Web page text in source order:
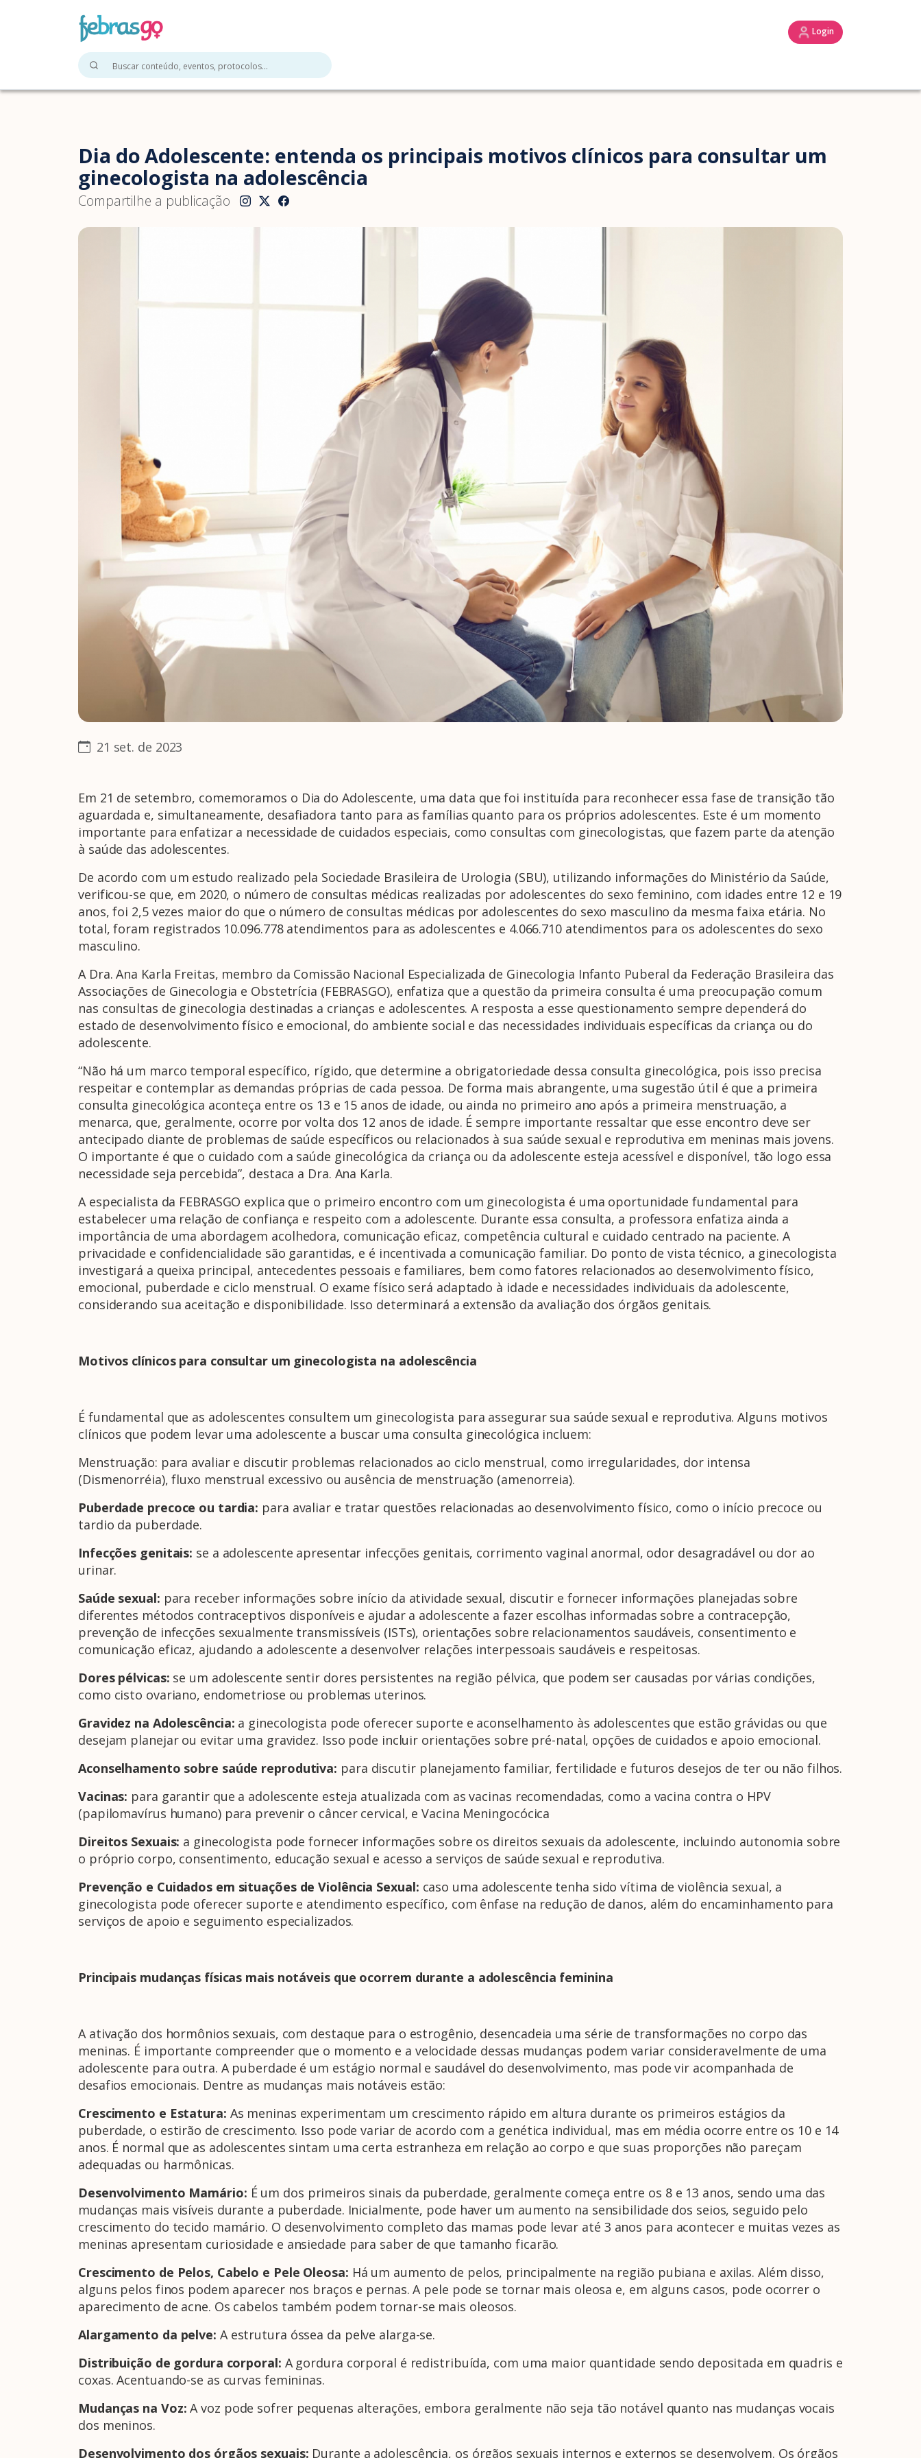
Login
Dia do Adolescente: entenda os principais motivos clínicos para consultar um
ginecologista na adolescência
Compartilhe a publicação
21 set. de 2023
Em 21 de setembro, comemoramos o Dia do Adolescente, uma data que foi instituída para reconhecer essa fase de transição tão
aguardada e, simultaneamente, desafiadora tanto para as famílias quanto para os próprios adolescentes. Este é um momento
importante para enfatizar a necessidade de cuidados especiais, como consultas com ginecologistas, que fazem parte da atenção
à saúde das adolescentes.
De acordo com um estudo realizado pela Sociedade Brasileira de Urologia (SBU), utilizando informações do Ministério da Saúde,
verificou-se que, em 2020, o número de consultas médicas realizadas por adolescentes do sexo feminino, com idades entre 12 e 19
anos, foi 2,5 vezes maior do que o número de consultas médicas por adolescentes do sexo masculino da mesma faixa etária. No
total, foram registrados 10.096.778 atendimentos para as adolescentes e 4.066.710 atendimentos para os adolescentes do sexo
masculino.
A Dra. Ana Karla Freitas, membro da Comissão Nacional Especializada de Ginecologia Infanto Puberal da Federação Brasileira das
Associações de Ginecologia e Obstetrícia (FEBRASGO), enfatiza que a questão da primeira consulta é uma preocupação comum
nas consultas de ginecologia destinadas a crianças e adolescentes. A resposta a esse questionamento sempre dependerá do
estado de desenvolvimento físico e emocional, do ambiente social e das necessidades individuais específicas da criança ou do
adolescente.
“Não há um marco temporal específico, rígido, que determine a obrigatoriedade dessa consulta ginecológica, pois isso precisa
respeitar e contemplar as demandas próprias de cada pessoa. De forma mais abrangente, uma sugestão útil é que a primeira
consulta ginecológica aconteça entre os 13 e 15 anos de idade, ou ainda no primeiro ano após a primeira menstruação, a
menarca, que, geralmente, ocorre por volta dos 12 anos de idade. É sempre importante ressaltar que esse encontro deve ser
antecipado diante de problemas de saúde específicos ou relacionados à sua saúde sexual e reprodutiva em meninas mais jovens.
O importante é que o cuidado com a saúde ginecológica da criança ou da adolescente esteja acessível e disponível, tão logo essa
necessidade seja percebida”, destaca a Dra. Ana Karla.
A especialista da FEBRASGO explica que o primeiro encontro com um ginecologista é uma oportunidade fundamental para
estabelecer uma relação de confiança e respeito com a adolescente. Durante essa consulta, a professora enfatiza ainda a
importância de uma abordagem acolhedora, comunicação eficaz, competência cultural e cuidado centrado na paciente. A
privacidade e confidencialidade são garantidas, e é incentivada a comunicação familiar. Do ponto de vista técnico, a ginecologista
investigará a queixa principal, antecedentes pessoais e familiares, bem como fatores relacionados ao desenvolvimento físico,
emocional, puberdade e ciclo menstrual. O exame físico será adaptado à idade e necessidades individuais da adolescente,
considerando sua aceitação e disponibilidade. Isso determinará a extensão da avaliação dos órgãos genitais.
Motivos clínicos para consultar um ginecologista na adolescência
É fundamental que as adolescentes consultem um ginecologista para assegurar sua saúde sexual e reprodutiva. Alguns motivos
clínicos que podem levar uma adolescente a buscar uma consulta ginecológica incluem:
Menstruação: para avaliar e discutir problemas relacionados ao ciclo menstrual, como irregularidades, dor intensa
(Dismenorréia), fluxo menstrual excessivo ou ausência de menstruação (amenorreia).
Puberdade precoce ou tardia: para avaliar e tratar questões relacionadas ao desenvolvimento físico, como o início precoce ou
tardio da puberdade.
Infecções genitais: se a adolescente apresentar infecções genitais, corrimento vaginal anormal, odor desagradável ou dor ao
urinar.
Saúde sexual: para receber informações sobre início da atividade sexual, discutir e fornecer informações planejadas sobre
diferentes métodos contraceptivos disponíveis e ajudar a adolescente a fazer escolhas informadas sobre a contracepção,
prevenção de infecções sexualmente transmissíveis (ISTs), orientações sobre relacionamentos saudáveis, consentimento e
comunicação eficaz, ajudando a adolescente a desenvolver relações interpessoais saudáveis ​​e respeitosas.
Dores pélvicas: se um adolescente sentir dores persistentes na região pélvica, que podem ser causadas por várias condições,
como cisto ovariano, endometriose ou problemas uterinos.
Gravidez na Adolescência: a ginecologista pode oferecer suporte e aconselhamento às adolescentes que estão grávidas ou que
desejam planejar ou evitar uma gravidez. Isso pode incluir orientações sobre pré-natal, opções de cuidados e apoio emocional.
Aconselhamento sobre saúde reprodutiva: para discutir planejamento familiar, fertilidade e futuros desejos de ter ou não filhos.
Vacinas: para garantir que a adolescente esteja atualizada com as vacinas recomendadas, como a vacina contra o HPV
(papilomavírus humano) para prevenir o câncer cervical, e Vacina Meningocócica
Direitos Sexuais: a ginecologista pode fornecer informações sobre os direitos sexuais da adolescente, incluindo autonomia sobre
o próprio corpo, consentimento, educação sexual e acesso a serviços de saúde sexual e reprodutiva.
Prevenção e Cuidados em situações de Violência Sexual: caso uma adolescente tenha sido vítima de violência sexual, a
ginecologista pode oferecer suporte e atendimento específico, com ênfase na redução de danos, além do encaminhamento para
serviços de apoio e seguimento especializados.
Principais mudanças físicas mais notáveis que ocorrem durante a adolescência feminina
A ativação dos hormônios sexuais, com destaque para o estrogênio, desencadeia uma série de transformações no corpo das
meninas. É importante compreender que o momento e a velocidade dessas mudanças podem variar consideravelmente de uma
adolescente para outra. A puberdade é um estágio normal e saudável do desenvolvimento, mas pode vir acompanhada de
desafios emocionais. Dentre as mudanças mais notáveis estão:
Crescimento e Estatura: As meninas experimentam um crescimento rápido em altura durante os primeiros estágios da
puberdade, o estirão de crescimento. Isso pode variar de acordo com a genética individual, mas em média ocorre entre os 10 e 14
anos. É normal que as adolescentes sintam uma certa estranheza em relação ao corpo e que suas proporções não pareçam
adequadas ou harmônicas.
Desenvolvimento Mamário: É um dos primeiros sinais da puberdade, geralmente começa entre os 8 e 13 anos, sendo uma das
mudanças mais visíveis durante a puberdade. Inicialmente, pode haver um aumento na sensibilidade dos seios, seguido pelo
crescimento do tecido mamário. O desenvolvimento completo das mamas pode levar até 3 anos para acontecer e muitas vezes as
meninas apresentam curiosidade e ansiedade para saber de que tamanho ficarão.
Crescimento de Pelos, Cabelo e Pele Oleosa: Há um aumento de pelos, principalmente na região pubiana e axilas. Além disso,
alguns pelos finos podem aparecer nos braços e pernas. A pele pode se tornar mais oleosa e, em alguns casos, pode ocorrer o
aparecimento de acne. Os cabelos também podem tornar-se mais oleosos.
Alargamento da pelve: A estrutura óssea da pelve alarga-se.
Distribuição de gordura corporal: A gordura corporal é redistribuída, com uma maior quantidade sendo depositada em quadris e
coxas. Acentuando-se as curvas femininas.
Mudanças na Voz:A voz pode sofrer pequenas alterações, embora geralmente não seja tão notável quanto nas mudanças vocais
dos meninos.
Desenvolvimento dos órgãos sexuais: Durante a adolescência, os órgãos sexuais internos e externos se desenvolvem. Os órgãos